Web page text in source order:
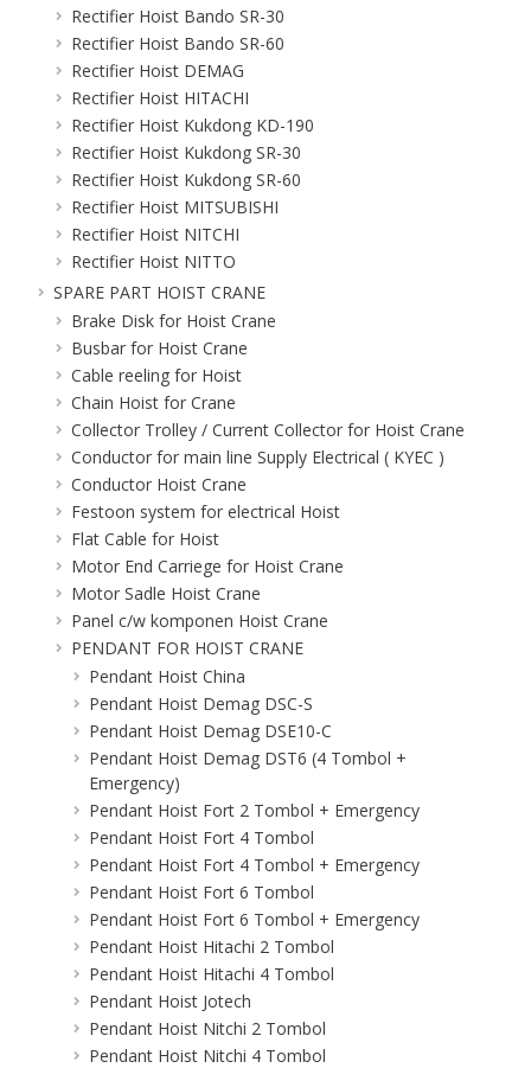
Rectifier Hoist Bando SR-30
Rectifier Hoist Bando SR-60
Rectifier Hoist DEMAG
Rectifier Hoist HITACHI
Rectifier Hoist Kukdong KD-190
Rectifier Hoist Kukdong SR-30
Rectifier Hoist Kukdong SR-60
Rectifier Hoist MITSUBISHI
Rectifier Hoist NITCHI
Rectifier Hoist NITTO
SPARE PART HOIST CRANE
Brake Disk for Hoist Crane
Busbar for Hoist Crane
Cable reeling for Hoist
Chain Hoist for Crane
Collector Trolley / Current Collector for Hoist Crane
Conductor for main line Supply Electrical ( KYEC )
Conductor Hoist Crane
Festoon system for electrical Hoist
Flat Cable for Hoist
Motor End Carriege for Hoist Crane
Motor Sadle Hoist Crane
Panel c/w komponen Hoist Crane
PENDANT FOR HOIST CRANE
Pendant Hoist China
Pendant Hoist Demag DSC-S
Pendant Hoist Demag DSE10-C
Pendant Hoist Demag DST6 (4 Tombol +
Emergency)
Pendant Hoist Fort 2 Tombol + Emergency
Pendant Hoist Fort 4 Tombol
Pendant Hoist Fort 4 Tombol + Emergency
Pendant Hoist Fort 6 Tombol
Pendant Hoist Fort 6 Tombol + Emergency
Pendant Hoist Hitachi 2 Tombol
Pendant Hoist Hitachi 4 Tombol
Pendant Hoist Jotech
Pendant Hoist Nitchi 2 Tombol
Pendant Hoist Nitchi 4 Tombol